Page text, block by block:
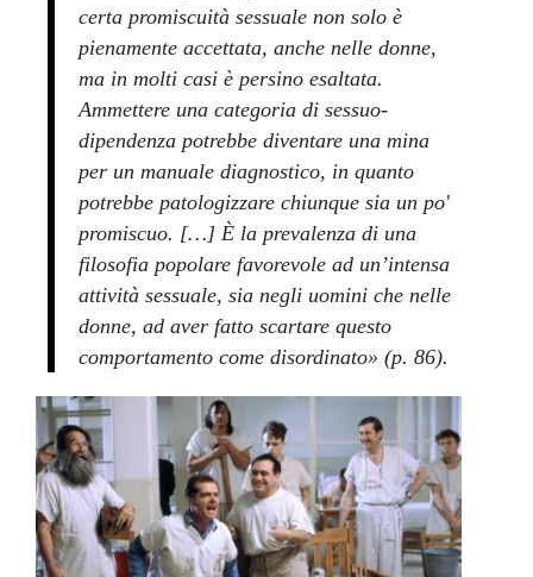
certa promiscuità sessuale non solo è
pienamente accettata, anche nelle donne,
ma in molti casi è persino esaltata.
Ammettere una categoria di sessuo-
dipendenza potrebbe diventare una mina
per un manuale diagnostico, in quanto
potrebbe patologizzare chiunque sia un po'
promiscuo. […] È la prevalenza di una
filosofia popolare favorevole ad un’intensa
attività sessuale, sia negli uomini che nelle
donne, ad aver fatto scartare questo
comportamento come disordinato» (p. 86).